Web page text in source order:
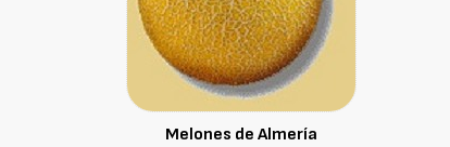
Melones de Almería